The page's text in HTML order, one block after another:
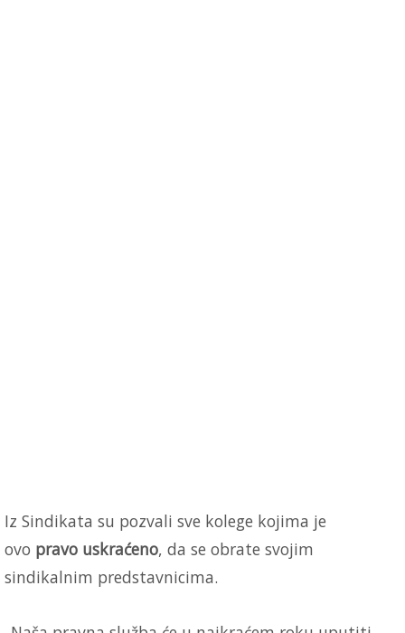
Iz Sindikata su pozvali sve kolege kojima je
ovo pravo uskraćeno, da se obrate svojim
sindikalnim predstavnicima.